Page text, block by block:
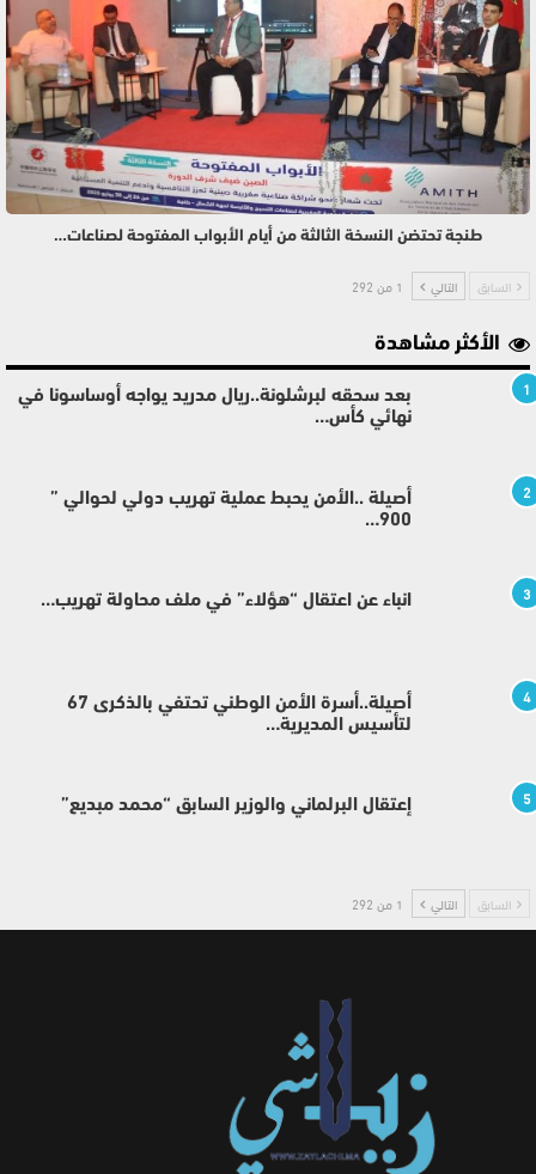
طنجة تحتضن النسخة الثالثة من أيام الأبواب المفتوحة لصناعات…
السابق التالي 1 من 292
الأكثر مشاهدة
1
بعد سحقه لبرشلونة..ريال مدريد يواجه أوساسونا في
نهائي كأس…
2
أصيلة ..الأمن يحبط عملية تهريب دولي لحوالي ”
900…
3 انباء عن اعتقال “هؤلاء” في ملف محاولة تهريب…
4
أصيلة..أسرة الأمن الوطني تحتفي بالذكرى 67
لتأسيس المديرية…
5 إعتقال البرلماني والوزير السابق “محمد مبديع”
السابق التالي 1 من 292